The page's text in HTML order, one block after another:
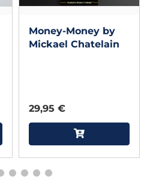
Money-Money by
Mickael Chatelain
29,95 €